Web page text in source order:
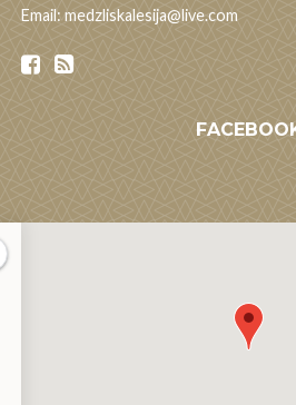
Email: medzliskalesija@live.com